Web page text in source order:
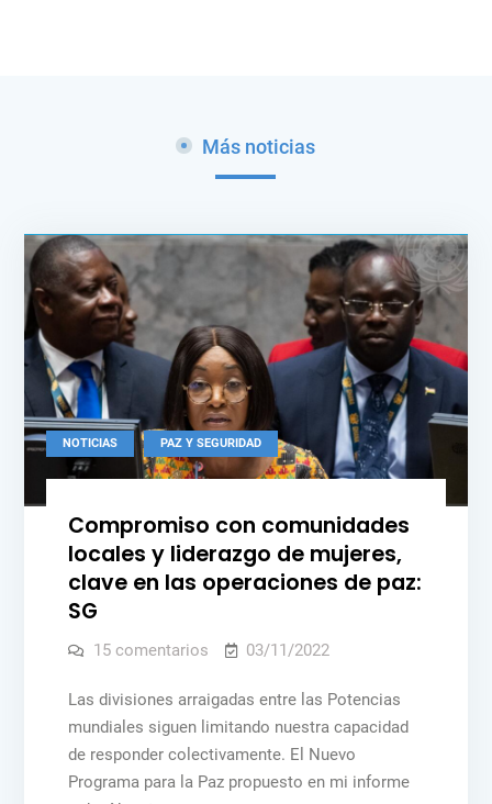
Más noticias
Posted
NOTICIAS PAZ Y SEGURIDAD
Compromiso con comunidades
locales y liderazgo de mujeres,
clave en las operaciones de paz:
SG
15 comentariosen
comunidades
locales
y
liderazgo
de
mujeres,
clave
03/11/2022
Las divisiones arraigadas entre las Potencias
mundiales siguen limitando nuestra capacidad
de responder colectivamente. El Nuevo
Programa para la Paz propuesto en mi informe